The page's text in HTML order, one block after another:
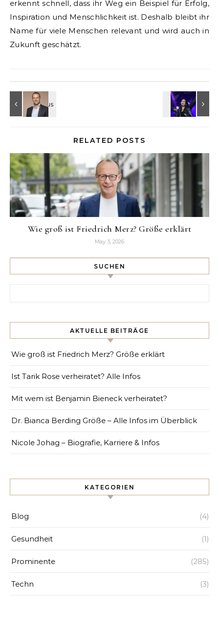
erkennt schnell, dass ihr Weg ein Beispiel für Erfolg,
Inspiration und Menschlichkeit ist. Deshalb bleibt ihr
Name für viele Menschen relevant und wird auch in
Zukunft geschätzt.
RELATED POSTS
Wie groß ist Friedrich Merz? Größe erklärt
May 3, 2026
SUCHEN
AKTUELLE BEITRÄGE
Wie groß ist Friedrich Merz? Größe erklärt
Ist Tarik Rose verheiratet? Alle Infos
Mit wem ist Benjamin Bieneck verheiratet?
Dr. Bianca Berding Größe – Alle Infos im Überblick
Nicole Johag – Biografie, Karriere & Infos
KATEGORIEN
Blog (4)
Gesundheit (1)
Prominente (285)
Techn (3)